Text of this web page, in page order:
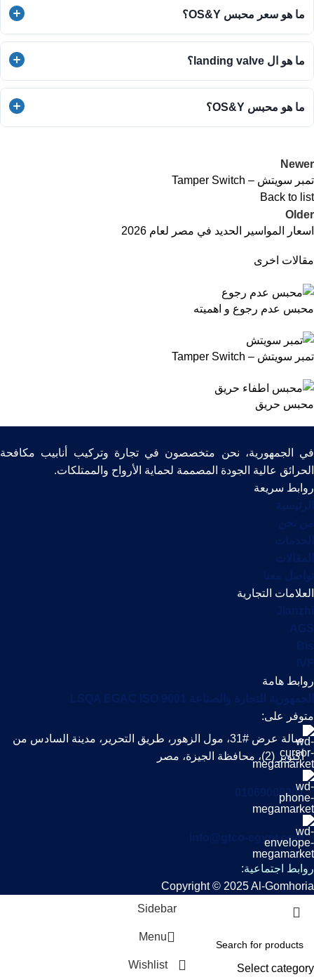
ما هو سعر محبس OS&Y؟
محبس حريق OS&Y يختلف سعره بناءً على المقاس والماركة،
ولكن شركة الجمهورية توفر أفضل الأسعار التنافسية في مصر مع
ضمان الجودة والاعتمادية الدولية، تتأثر أسعار محابس حريق OS&Y
أيضاً بتوفر شهادات UL/FM، حيث أن الصمامات المعتمدة توفر أماناً
أكبر وقيمة استثمارية أعلى على المدى الطويل مقارنة بالأنواع
ما هو ال landing valve؟
محبس حريق الهبوط أو الـ Landing Valve هو صمام مخصص
لتركيب خراطيم الإطفاء في الطوابق المختلفة، ويعد جزءاً أساسياً
لضمان جاهزيتها الدائمة لفرق الإطفاء عند الحاجة للتدخل السريع.
ما هو محبس OS&Y؟
الفتح والإغلاق، وهو النوع الأكثر طلباً في أنظمة الإطفاء لسهولة
المضخات والخطوط الرئيسية، حيث تضمن عدم إغلاق المياه عن
النظام دون ملاحظة بصرية واضحة من قبل مسؤولي السلامة.
Newer
تمبر سويتش – Tamper Switch
Back to list
Older
اسعار المواسير الحديد في مصر لعام 2026
مقالات اخرى
محبس عدم رجوع و اهميته
تمبر سويتش – Tamper Switch
محبس حريق
في الجمهورية، نحن متخصصون في تجارة وتركيب أنابيب مكافحة
الحرائق عالية الجودة المصممة لحماية الأرواح والممتلكات.
روابط سريعة
العلامات التجارية
روابط هامة
متوفر على:
صالة عرض #31، مول الزهور، طريق التحرير، مدينة السادس من
أكتوبر (2)، محافظة الجيزة، مصر
01069000201
info@gtco-egypt.com
روابط اجتماعية:
Copyright © 2025 Al-Gomhoria
Select category
Sidebar
Menu
Wishlist